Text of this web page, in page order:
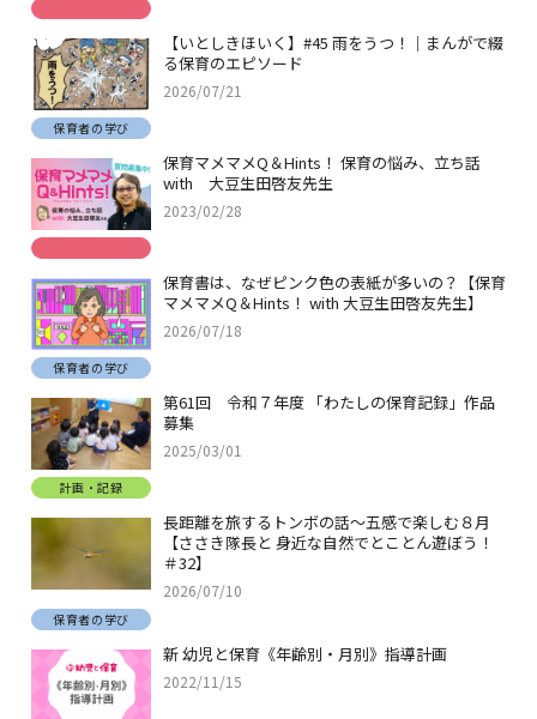
【いとしきほいく】#45 雨をうつ！｜まんがで綴
る保育のエピソード
2026/07/21
保育者の学び
保育マメマメQ＆Hints！ 保育の悩み、立ち話
with 大豆生田啓友先生
2023/02/28
保育書は、なぜピンク色の表紙が多いの？【保育
マメマメQ＆Hints！ with 大豆生田啓友先生】
2026/07/18
保育者の学び
第61回 令和７年度 「わたしの保育記録」作品
募集
2025/03/01
計画・記録
長距離を旅するトンボの話～五感で楽しむ８月
【ささき隊長と 身近な自然でとことん遊ぼう！
＃32】
2026/07/10
保育者の学び
新 幼児と保育《年齢別・月別》指導計画
2022/11/15